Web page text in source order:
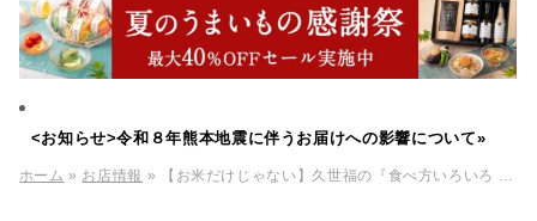
<お知らせ>令和８年熊本地震に伴うお届けへの影響について»
ホーム » お店情報 » 【お米だけじゃない】久世福の『食べ方いろいろ おかず味噌』特集